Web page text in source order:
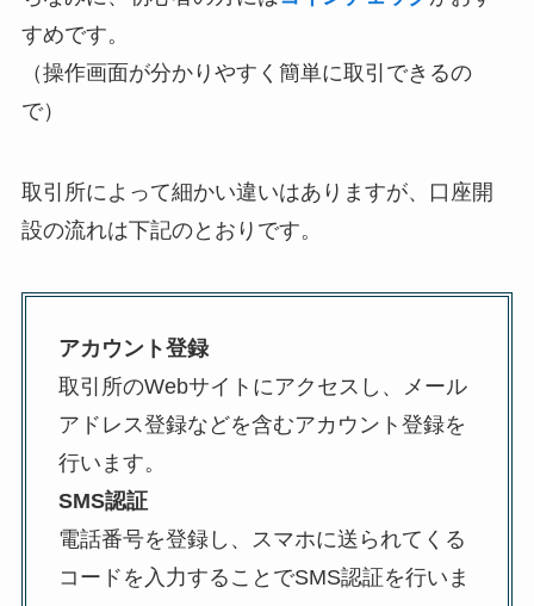
すめです。
（操作画面が分かりやすく簡単に取引できるの
で）
取引所によって細かい違いはありますが、口座開
設の流れは下記のとおりです。
アカウント登録
取引所のWebサイトにアクセスし、メール
アドレス登録などを含むアカウント登録を
行います。
SMS認証
電話番号を登録し、スマホに送られてくる
コードを入力することでSMS認証を行いま